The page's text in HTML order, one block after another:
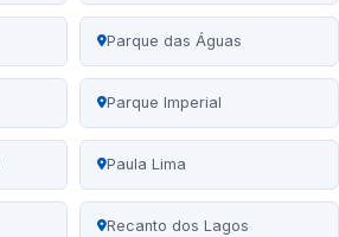
Parque das Águas
Parque Imperial
Paula Lima
Recanto dos Lagos